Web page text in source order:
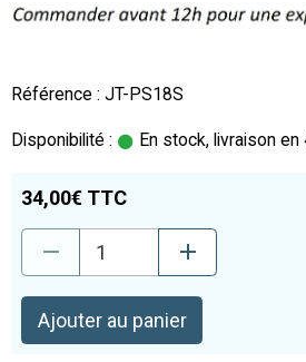
Référence : JT-PS18S
Disponibilité : En stock, livraison en
34,00€ TTC
Ajouter au panier